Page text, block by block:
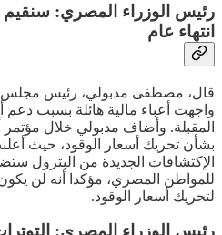
رئيس الوزراء المصري: سنقيم
انتهاء عام
قال، مصطفى مدبولي، رئيس مجلس
واجهت أعباء مالية هائلة بسبب دعم
المقبلة. وأضاف مدبولي خلال
بشأن تحريك أسعار الوقود، حيث
الإكتشافات الجديدة من البترول
للمواطن المصري، مؤكدا أنه لن
لتحريك أسعار الوقود.